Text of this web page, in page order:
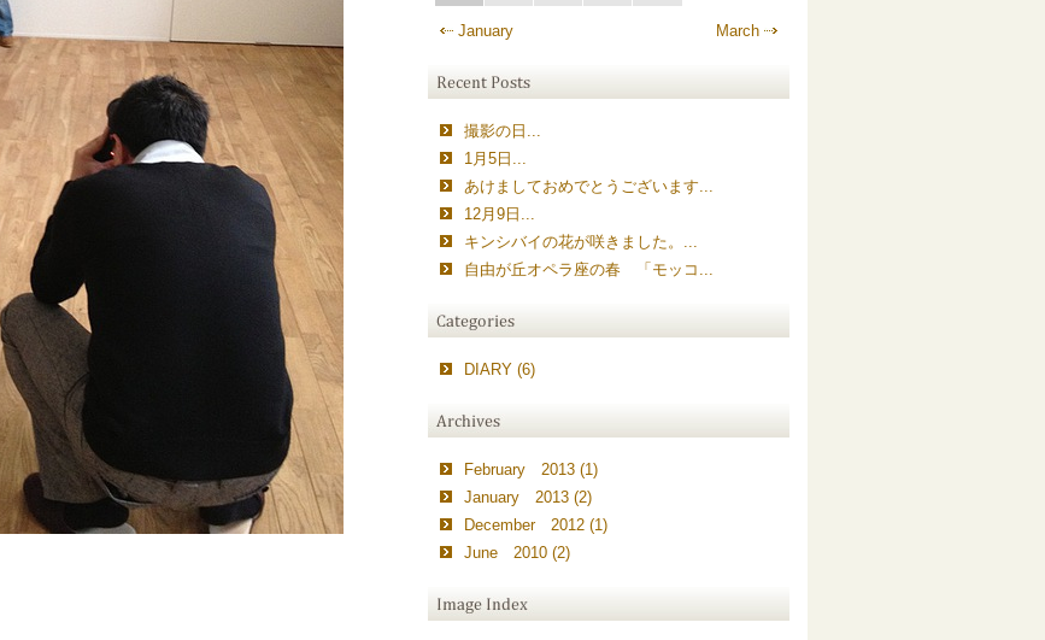
January March
撮影の日...
1月5日...
あけましておめでとうございます...
12月9日...
キンシバイの花が咲きました。...
自由が丘オペラ座の春 「モッコ...
DIARY (6)
February 2013 (1)
January 2013 (2)
December 2012 (1)
June 2010 (2)